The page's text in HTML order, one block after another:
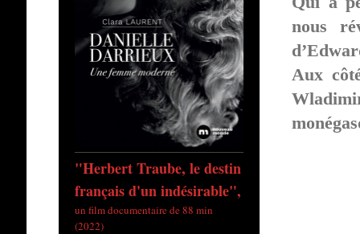
nous
Aux
"Herbert Traube, le destin
français d'un indésirable",
un film documentaire de 88 min
(2022)